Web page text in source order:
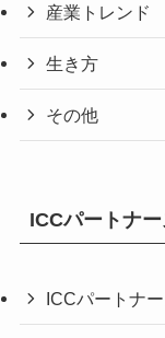
産業トレンド
生き方
その他
ICCパートナ
ICCパートナ